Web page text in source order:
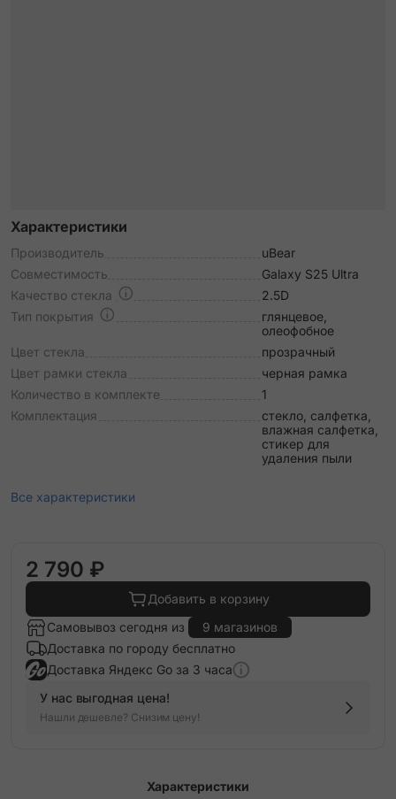
Характеристики
Производитель
uBear
Совместимость
Galaxy S25 Ultra
Качество стекла
2.5D
Тип покрытия
глянцевое,
олеофобное
Цвет стекла
прозрачный
Цвет рамки стекла
черная рамка
Количество в комплекте
1
Комплектация
стекло, салфетка,
влажная салфетка,
стикер для
удаления пыли
Все характеристики
2 790 ₽
Добавить в корзину
Самовывоз сегодня из
9 магазинов
Доставка по городу бесплатно
Доставка Яндекс Go за 3 часа
У нас выгодная цена!
Нашли дешевле? Снизим цену!
Характеристики